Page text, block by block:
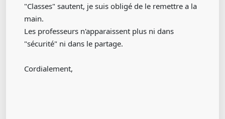
"Classes" sautent, je suis obligé de le remettre a la
main.
Les professeurs n'apparaissent plus ni dans
"sécurité" ni dans le partage.
Cordialement,